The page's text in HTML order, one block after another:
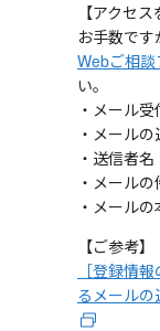
【アクセ
お手数です
Webご相談
い。
・メール
・メールの
・送信者名
・メールの
・メール
【ご参考】
［登録情
るメールの